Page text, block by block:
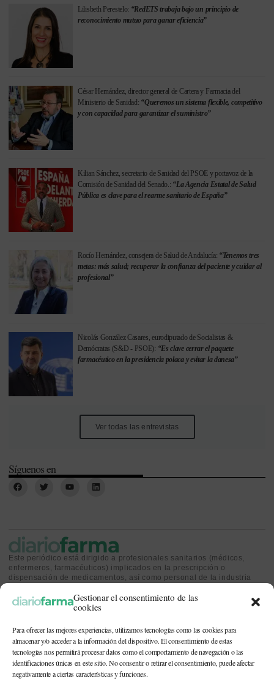
Gestionar el consentimiento de las
cookies
Para ofrecer las mejores experiencias, utilizamos tecnologías como las cookies para
almacenar y/o acceder a la información del dispositivo. El consentimiento de estas
tecnologías nos permitirá procesar datos como el comportamiento de navegación o las
identificaciones únicas en este sitio. No consentir o retirar el consentimiento, puede afectar
negativamente a ciertas características y funciones.
Lilisbeth Perestelo: “RedETS trabaja bajo un principio de
reconocimiento mutuo para ganar eficiencia”
César Hernández, director general de Cartera y Farmacia del
Ministerio de Sanidad: “Queremos un sistema flexible, competitivo
y con capacidad para garantizar el suministro”
Kilian Sánchez, secretario de Sanidad del PSOE y portavoz de la
Comisión de Sanidad del Senado.: “La Agencia Estatal de Salud
Pública es clave para el rearme sanitario de España”
Rocío Hernández, consejera de Salud de Andalucía: “Tenemos tres
metas: más salud; recuperar la confianza del paciente y cuidar al
profesional”
Nicolás González Casares, eurodiputado de Socialistas &
Demócratas (S&D - PSOE): “Es clave cerrar el paquete
farmacéutico en la presidencia polaca y evitar la danesa”
Ver todas las entrevistas
Síguenos en
Este periódico está dirigido a profesionales sanitarios (médicos,
enfermeros, farmacéuticos) implicados en la prescripción o
dispensación de medicamentos, así como personal de la industria
sanitaria.
CONTACTO Y QUIÉNES SOMOS|POLÍTICA DE COOKIES|POLÍTICA DE